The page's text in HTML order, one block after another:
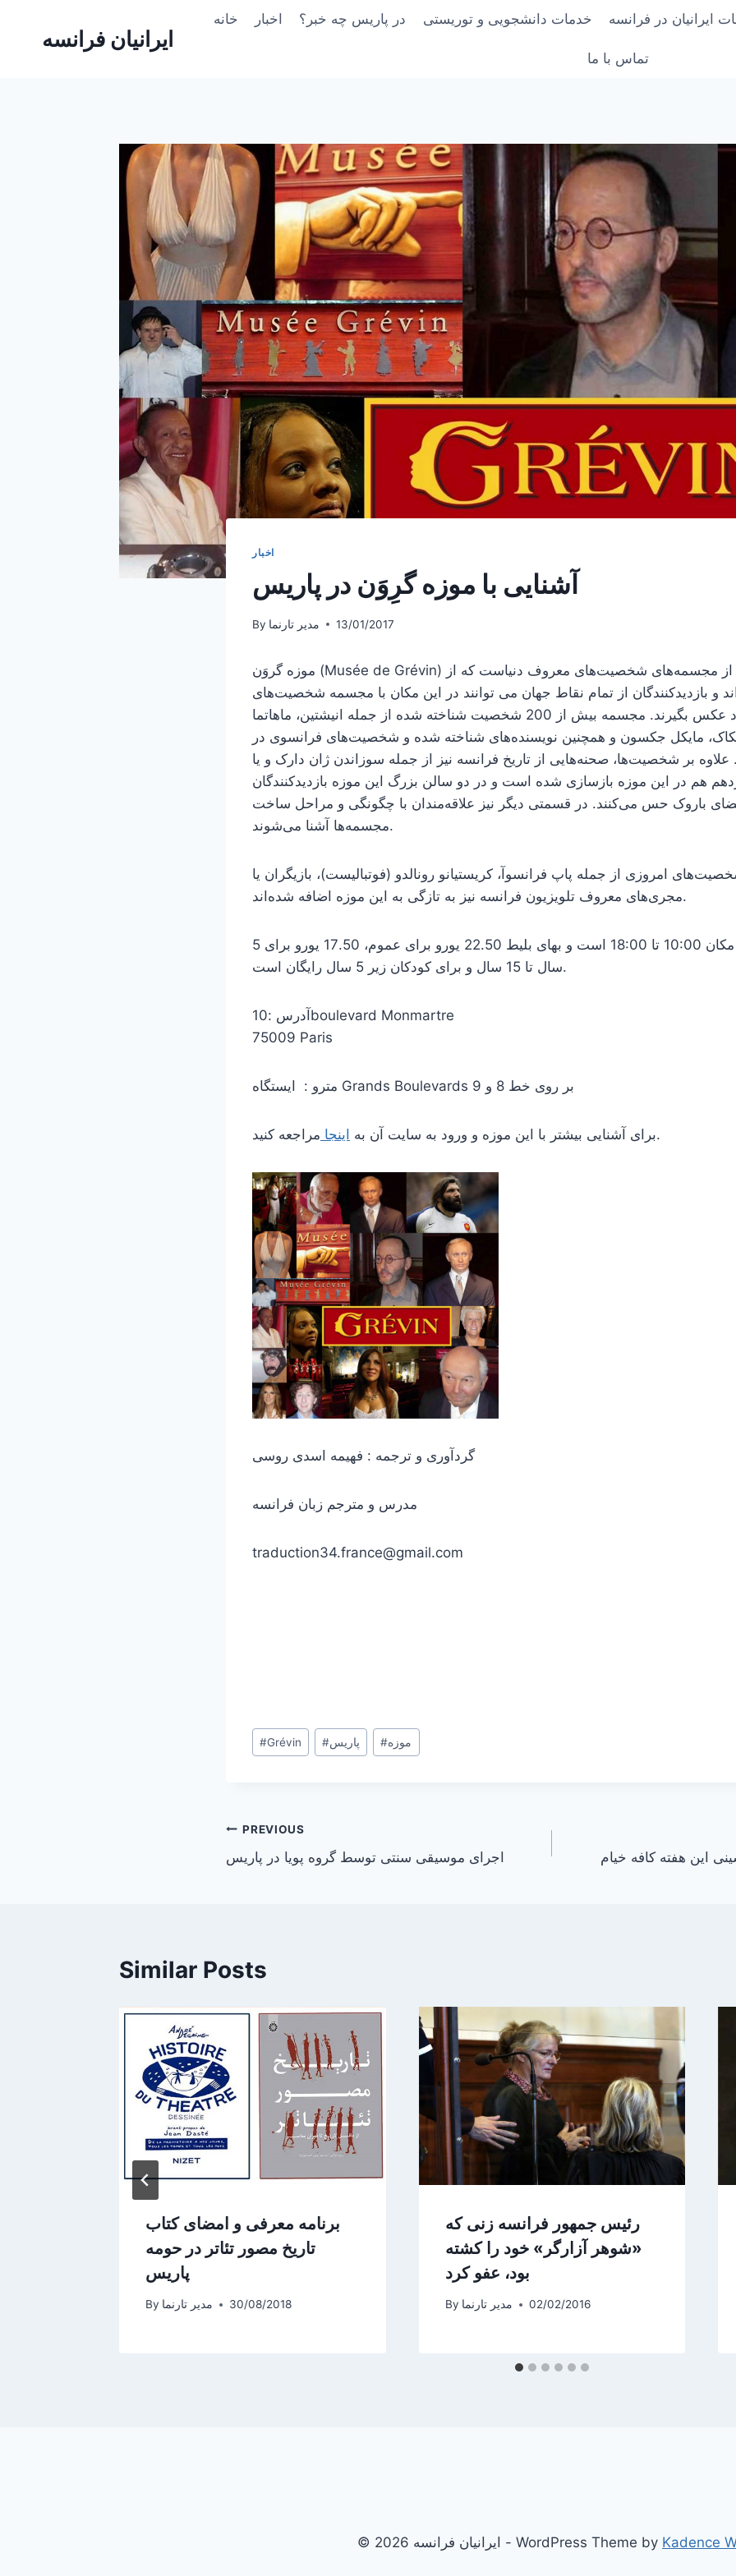
ایرانیان فرانسه
خانه اخبار در پاریس چه خبر؟ خدمات دانشجویی و توریستی ایرانیان در فرانسه
تماس با ما
اخبار
آشنایی با موزه گرِوَن در پاریس
By مدیر تارنما 13/01/2017
موزه گروَن (Musée de Grévin) یک موزه خصوصی از مجسمه‌های شخصیت‌های معروف دنیاست که از
و بازدیدکنندگان از تمام نقاط جهان می توانند در این مکان با مجسمه شخصیت‌های
مورد علاقه خود عکس بگیرند. مجسمه بیش از 200 شخصیت شناخته شده از جمله انیشتین، ماهاتما
مایکل جکسون و همچنین نویسنده‌های شناخته شده و شخصیت‌های فرانسوی در
علاوه بر شخصیت‌ها، صحنه‌هایی از تاریخ فرانسه نیز از جمله سوزاندن ژان دارک و یا
هم در این موزه بازسازی شده است و در دو سالن بزرگ این موزه بازدیدکنندگان
باروک حس می‌کنند. در قسمتی دیگر نیز علاقه‌مندان با چگونگی و مراحل ساخت
مجسمه‌ها آشنا می‌شوند.
امروزی از جمله پاپ فرانسوآ، کریستیانو رونالدو (فوتبالیست)، بازیگران یا
مجری‌های معروف تلویزیون فرانسه نیز به تازگی به این موزه اضافه شده‌اند.
ساعت بازدید از این مکان 10:00 تا 18:00 است و بهای بلیط 22.50 یورو برای عموم، 17.50 یورو برای 5
سال تا 15 سال و برای کودکان زیر 5 سال رایگان است.
آدرس :10boulevard Monmartre
75009 Paris
مترو : ایستگاه Grands Boulevards بر روی خط 8 و 9
برای آشنایی بیشتر با این موزه و ورود به سایت آن به اینجا مراجعه کنید.
گردآوری و ترجمه : فهیمه اسدی روسی
مدرس و مترجم زبان فرانسه
traduction34.france@gmail.com
Post
Tags:
#Grévin #پاریس #موزه
Post
navigation
PREVIOUS
اجرای موسیقی سنتی توسط گروه پویا در پاریس این هفته کافه خیام
Similar Posts
برنامه معرفی و امضای کتاب
تاریخ مصور تئاتر در حومه
پاریس
By مدیر تارنما 30/08/2018
رئیس جمهور فرانسه زنی که
«شوهر آزارگر» خود را کشته
بود، عفو کرد
By مدیر تارنما 02/02/2016
© 2026 ایرانیان فرانسه - WordPress Theme by Kadence